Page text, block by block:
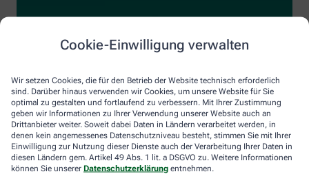
Cookie-Einwilligung verwalten
Wir setzen Cookies, die für den Betrieb der Website technisch erforderlich
sind. Darüber hinaus verwenden wir Cookies, um unsere Website für Sie
optimal zu gestalten und fortlaufend zu verbessern. Mit Ihrer Zustimmung
geben wir Informationen zu Ihrer Verwendung unserer Website auch an
Drittanbieter weiter. Soweit dabei Daten in Ländern verarbeitet werden, in
denen kein angemessenes Datenschutzniveau besteht, stimmen Sie mit Ihrer
Einwilligung zur Nutzung dieser Dienste auch der Verarbeitung Ihrer Daten in
diesen Ländern gem. Artikel 49 Abs. 1 lit. a DSGVO zu. Weitere Informationen
können Sie unserer Datenschutzerklärung entnehmen.